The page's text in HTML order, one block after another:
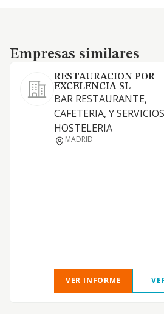
Empresas similares
Empresas similares
RESTAURACION POR
EXCELENCIA SL
BAR RESTAURANTE,
CAFETERIA, Y
HOSTELERIA
MADRID
VER INFORME